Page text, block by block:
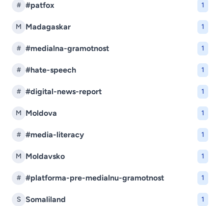
# #patfox 1
M Madagaskar 1
# #medialna-gramotnost 1
# #hate-speech 1
# #digital-news-report 1
M Moldova 1
# #media-literacy 1
M Moldavsko 1
# #platforma-pre-medialnu-gramotnost 1
S Somaliland 1